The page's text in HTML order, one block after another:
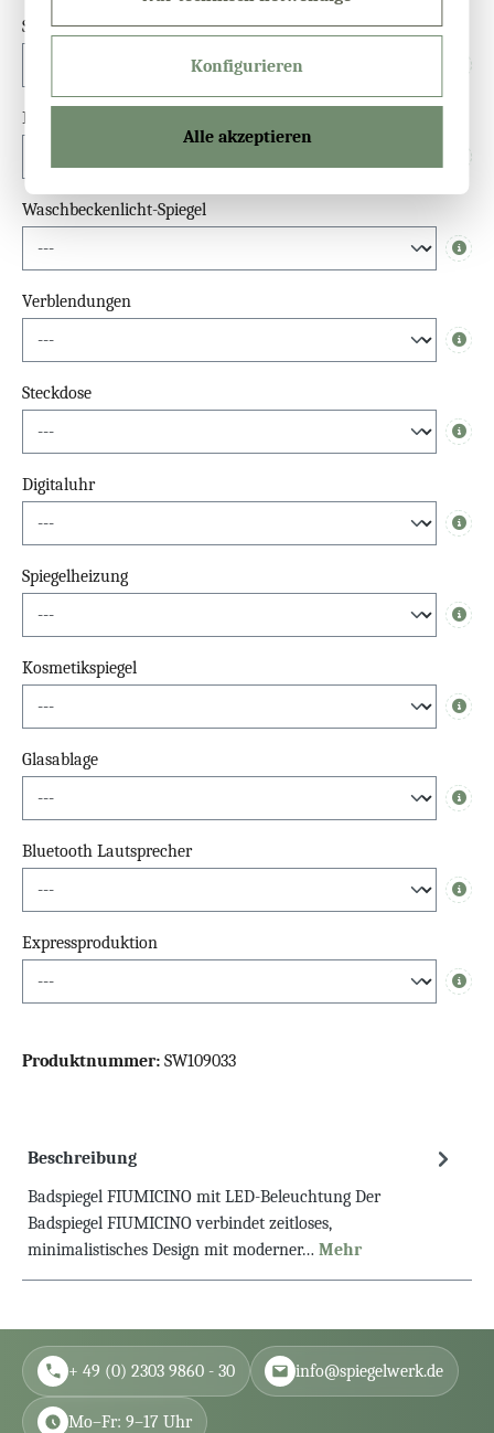
Sensor
Dimmfunktion
Waschbeckenlicht-Spiegel
Info
Verblendungen
Info
Steckdose
Info
Digitaluhr
Info
Spiegelheizung
Info
Kosmetikspiegel
Info
Glasablage
Info
Bluetooth Lautsprecher
Info
Expressproduktion
Info
Produktnummer: SW109033
Beschreibung
Badspiegel FIUMICINO mit LED-Beleuchtung Der
Badspiegel FIUMICINO verbindet zeitloses,
minimalistisches Design mit moderner… Mehr
+ 49 (0) 2303 9860 - 30 info@spiegelwerk.de
Mo–Fr: 9–17 Uhr
Konfigurieren
Alle akzeptieren